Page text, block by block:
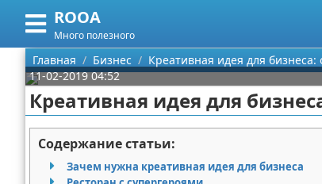
ROOA
Много полезного
Меню
Главная
Категории
Рукоделие
Программирование
Поиск
О проекте
Главная Бизнес
Креативная идея для
11-02-2019 04:52
Креативная идея для
Содержание статьи:
Зачем нужна креативная идея для бизнеса